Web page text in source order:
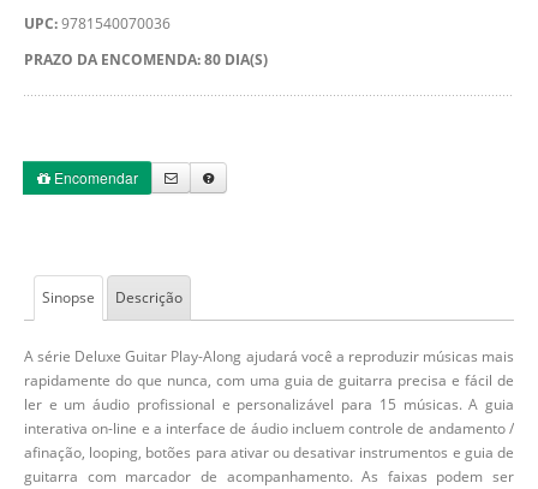
UPC:9781540070036
PRAZO DA ENCOMENDA: 80 DIA(S)
Encomendar
Sinopse Descrição
A série Deluxe Guitar Play-Along ajudará você a reproduzir músicas mais
rapidamente do que nunca, com uma guia de guitarra precisa e fácil de
ler e um áudio profissional e personalizável para 15 músicas. A guia
interativa on-line e a interface de áudio incluem controle de andamento /
afinação, looping, botões para ativar ou desativar instrumentos e guia de
guitarra com marcador de acompanhamento. As faixas podem ser